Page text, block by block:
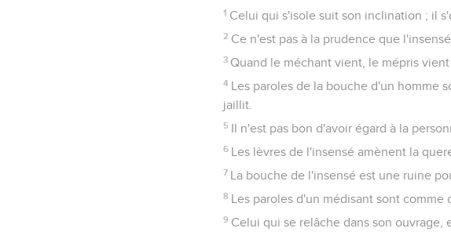
1 Celui qui s'isole suit son inclination ; il
2 Ce n'est pas à la prudence que
3 Quand le méchant vient, le mépris
4 Les paroles de la bouche d'un homme
jaillit.
5 Il n'est pas bon d'avoir égard à la
6 Les lèvres de l'insensé amènent la
7 La bouche de l'insensé est une ruine
8 Les paroles d'un médisant sont comme
9 Celui qui se relâche dans son ouvrage,